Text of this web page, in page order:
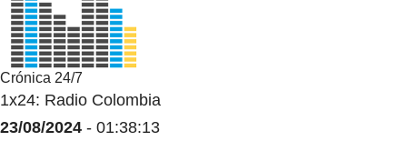
Crónica 24/7
1x24: Radio Colombia
23/08/2024 - 01:38:13